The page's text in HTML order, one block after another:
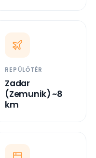
REPÜLŐTÉR
Zadar
(Zemunik) ~8
km